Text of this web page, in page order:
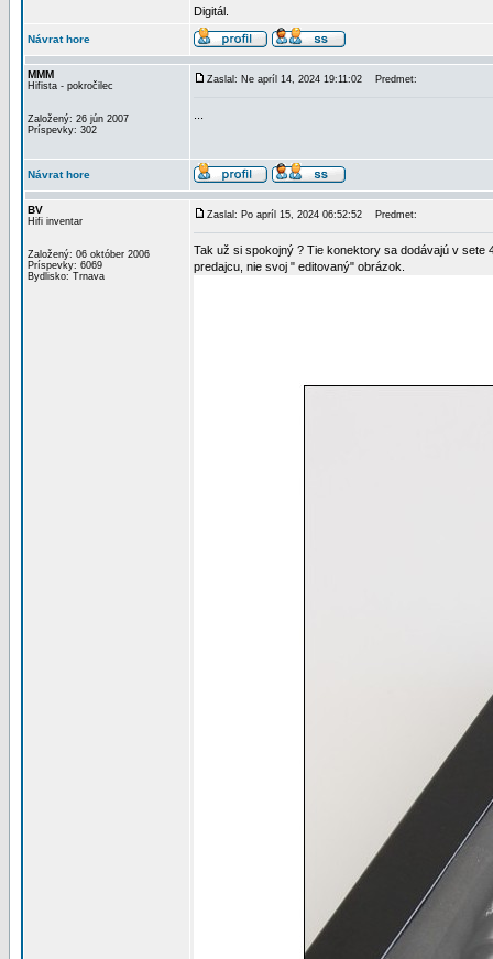
Digitál.
Návrat hore
MMM
Hifista - pokročilec
Založený: 26 jún 2007
Príspevky: 302
Zaslal: Ne apríl 14, 2024 19:11:02 Predmet:
Návrat hore
BV
Hifi inventar
Založený: 06 október 2006
Príspevky: 6069
Bydlisko: Trnava
Zaslal: Po apríl 15, 2024 06:52:52 Predmet:
Tak už si spokojný ? Tie konektory sa dodávajú v
predajcu, nie svoj " editovaný" obrázok.